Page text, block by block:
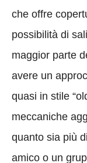
che offre
possibilità di
maggior parte
avere un
quasi in stile
meccaniche
quanto sia più
amico o un